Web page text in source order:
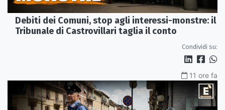
Debiti dei Comuni, stop agli interessi-monstre: il
Tribunale di Castrovillari taglia il conto
Condividi su:
11 ore fa